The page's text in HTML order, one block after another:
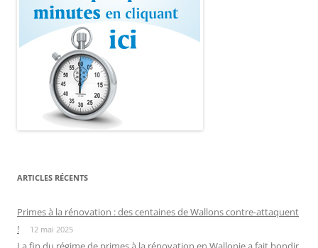
ARTICLES RÉCENTS
Primes à la rénovation : des centaines de Wallons contre-attaquent
!
12 mai 2025